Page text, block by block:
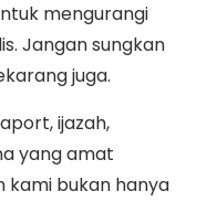
mengurangi
Jangan sungkan
juga.
ijazah,
yang amat
kami bukan hanya